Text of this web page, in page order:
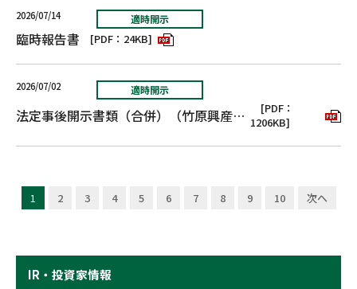
2026/07/14 適時開示
臨時報告書 [PDF：24KB]
2026/07/02 適時開示
法定事後開示書類（合併）（竹原興産株式会社）
[PDF：
1206KB]
1 2 3 4 5 6 7 8 9 10 次へ
IR・投資家情報